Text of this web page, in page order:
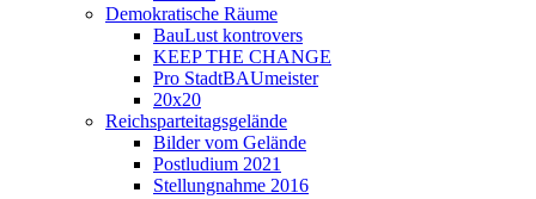
Demokratische Räume
BauLust kontrovers
KEEP THE CHANGE
Pro StadtBAUmeister
20x20
Reichsparteitagsgelände
Bilder vom Gelände
Postludium 2021
Stellungnahme 2016